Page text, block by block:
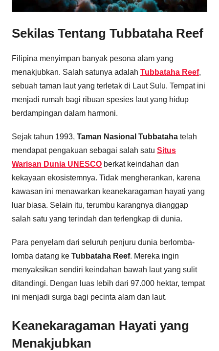
Sekilas Tentang Tubbataha Reef
Filipina menyimpan banyak pesona alam yang
menakjubkan. Salah satunya adalah Tubbataha Reef,
sebuah taman laut yang terletak di Laut Sulu. Tempat ini
menjadi rumah bagi ribuan spesies laut yang hidup
berdampingan dalam harmoni.
Sejak tahun 1993, Taman Nasional Tubbataha telah
mendapat pengakuan sebagai salah satu Situs
Warisan Dunia UNESCO berkat keindahan dan
kekayaan ekosistemnya. Tidak mengherankan, karena
kawasan ini menawarkan keanekaragaman hayati yang
luar biasa. Selain itu, terumbu karangnya dianggap
salah satu yang terindah dan terlengkap di dunia.
Para penyelam dari seluruh penjuru dunia berlomba-
lomba datang ke Tubbataha Reef. Mereka ingin
menyaksikan sendiri keindahan bawah laut yang sulit
ditandingi. Dengan luas lebih dari 97.000 hektar, tempat
ini menjadi surga bagi pecinta alam dan laut.
Keanekaragaman Hayati yang
Menakjubkan